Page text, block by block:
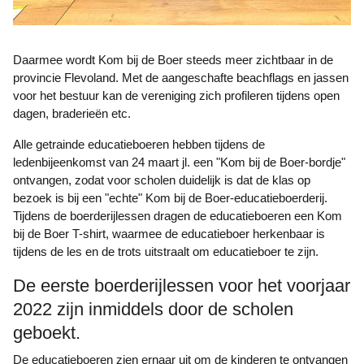
Daarmee wordt Kom bij de Boer steeds meer zichtbaar in de
provincie Flevoland. Met de aangeschafte beachflags en jassen
voor het bestuur kan de vereniging zich profileren tijdens open
dagen, braderieën etc.
Alle getrainde educatieboeren hebben tijdens de
ledenbijeenkomst van 24 maart jl. een "Kom bij de Boer-bordje"
ontvangen, zodat voor scholen duidelijk is dat de klas op
bezoek is bij een "echte" Kom bij de Boer-educatieboerderij.
Tijdens de boerderijlessen dragen de educatieboeren een Kom
bij de Boer T-shirt, waarmee de educatieboer herkenbaar is
tijdens de les en de trots uitstraalt om educatieboer te zijn.
De eerste boerderijlessen voor het voorjaar
2022 zijn inmiddels door de scholen
geboekt.
De educatieboeren zien ernaar uit om de kinderen te ontvangen